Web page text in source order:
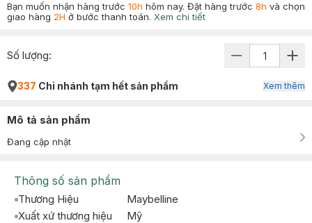
Bạn muốn nhận hàng trước 10h hôm nay. Đặt hàng trước 8h và chọn
giao hàng 2H ở bước thanh toán. Xem chi tiết
Số lượng:
337 Chi nhánh tạm hết sản phẩm Xem thêm
Mô tả sản phẩm
Đang cập nhật
Thông số sản phẩm
Thương Hiệu
Maybelline
Xuất xứ thương hiệu
Mỹ